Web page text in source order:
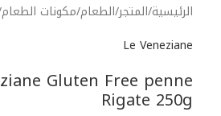
الرئيسية المتجر الطعام مكونات الطعام
Le Veneziane
Gluten Free penne
Rigate 250g